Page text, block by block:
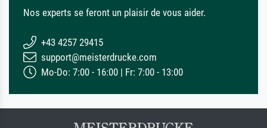
Nos experts se feront un plaisir de vous aider.
+43 4257 29415
support@meisterdrucke.com
Mo-Do: 7:00 - 16:00 | Fr: 7:00 - 13:00